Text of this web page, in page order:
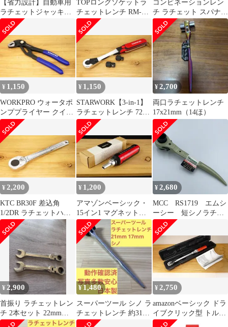
【省力設計】自動車用
ラチェットジャッキレ
ンチ 長柄シザーズジャ
ッキ ガレージタイヤホ
イールレンチ オートバ
イ・SUV・その他車両
対応 360正逆切り替え
ノブ
TOPロングソケットラ
チェットレンチ RM-
10×13L
コンビネーションレン
チ ラチェット スパナ
メガネレンチ 車整備
【10mm】
¥ 1,150
WORKPRO ウォータポ
ンププライヤー クイッ
クリリース 全長180mm
¥ 1,150
STARWORK【3-in-1】
ラチェットレンチ 72T
3サイズ対応
¥2,700
両口ラチェットレンチ
17x21mm（14ほ）
¥ 2,200
KTC BR30F 差込角
1/2DR ラチェットハン
ドル(未使用品)
¥ 1,200
アマゾンベーシック・
15イン1 マグネットラ
チェットレンチ&ドラ
イバー
¥2,680
MCC RS1719 エムシ
ーシー 短シノラチェ
ットレンチ 17×19
¥ 2,900
首振り ラチェットレン
チ 2本セット 22mm
24mm コンビネーショ
¥ 1,480
スーパーツール シノ ラ
チェットレンチ 約31cm
日本製 21mm 17mm‼️
¥ 2,750
amazonベーシック ドラ
イブクリック型 トルク
レンチ 2.5～15 Nm